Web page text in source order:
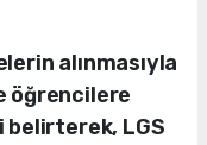
alınmasıyla
öğrencilere
belirterek, LGS